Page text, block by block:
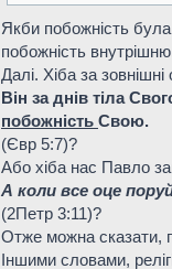
Якби побожність
побожність
Далі. Хіба за
Він за днів тіла
побожність Свою.
(Євр 5:7)?
Або хіба нас Павло
А коли все оце
(2Петр 3:11)?
Отже можна сказати,
Іншими словами,